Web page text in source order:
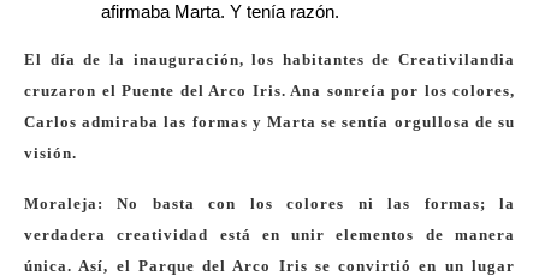
afirmaba Marta. Y tenía razón.
El día de la inauguración, los habitantes de Creativilandia
cruzaron el Puente del Arco Iris. Ana sonreía por los colores,
Carlos admiraba las formas y Marta se sentía orgullosa de su
visión.
Moraleja: No basta con los colores ni las formas; la
verdadera creatividad está en unir elementos de manera
única. Así, el Parque del Arco Iris se convirtió en un lugar